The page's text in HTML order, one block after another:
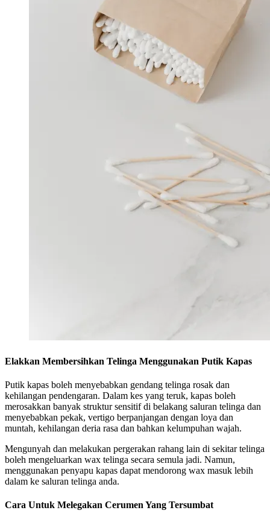
Elakkan Membersihkan Telinga Menggunakan Putik Kapas
Putik kapas boleh menyebabkan gendang telinga rosak dan
kehilangan pendengaran. Dalam kes yang teruk, kapas boleh
merosakkan banyak struktur sensitif di belakang saluran telinga dan
menyebabkan pekak, vertigo berpanjangan dengan loya dan
muntah, kehilangan deria rasa dan bahkan kelumpuhan wajah.
Mengunyah dan melakukan pergerakan rahang lain di sekitar telinga
boleh mengeluarkan wax telinga secara semula jadi. Namun,
menggunakan penyapu kapas dapat mendorong wax masuk lebih
dalam ke saluran telinga anda.
Cara Untuk Melegakan Cerumen Yang Tersumbat